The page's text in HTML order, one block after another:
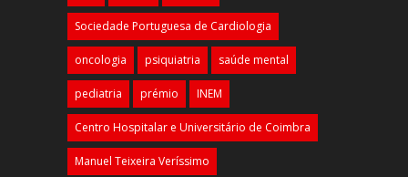
Sociedade Portuguesa de Cardiologia
oncologia psiquiatria saúde mental
pediatria prémio INEM
Centro Hospitalar e Universitário de Coimbra
Manuel Teixeira Veríssimo